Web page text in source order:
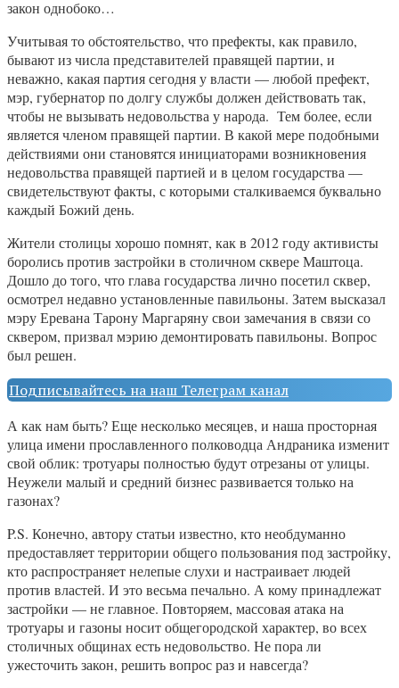
закон однобоко…
Учитывая то обстоятельство, что префекты, как правило,
бывают из числа представителей правящей партии, и
неважно, какая партия сегодня у власти — любой префект,
мэр, губернатор по долгу службы должен действовать так,
чтобы не вызывать недовольства у народа. Тем более, если
является членом правящей партии. В какой мере подобными
действиями они становятся инициаторами возникновения
недовольства правящей партией и в целом государства —
свидетельствуют факты, с которыми сталкиваемся буквально
каждый Божий день.
Жители столицы хорошо помнят, как в 2012 году активисты
боролись против застройки в столичном сквере Маштоца.
Дошло до того, что глава государства лично посетил сквер,
осмотрел недавно установленные павильоны. Затем высказал
мэру Еревана Тарону Маргаряну свои замечания в связи со
сквером, призвал мэрию демонтировать павильоны. Вопрос
был решен.
Подписывайтесь на наш Телеграм канал
А как нам быть? Еще несколько месяцев, и наша просторная
улица имени прославленного полководца Андраника изменит
свой облик: тротуары полностью будут отрезаны от улицы.
Неужели малый и средний бизнес развивается только на
газонах?
P.S. Конечно, автору статьи известно, кто необдуманно
предоставляет территории общего пользования под застройку,
кто распространяет нелепые слухи и настраивает людей
против властей. И это весьма печально. А кому принадлежат
застройки — не главное. Повторяем, массовая атака на
тротуары и газоны носит общегородской характер, во всех
столичных общинах есть недовольство. Не пора ли
ужесточить закон, решить вопрос раз и навсегда?